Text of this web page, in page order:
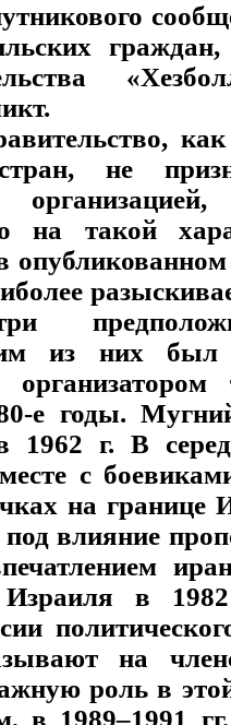
не
на такой
в
из них
организатором
е годы.
1962 г. В
с
на границе
под влияние
Израиля в
на
роль в